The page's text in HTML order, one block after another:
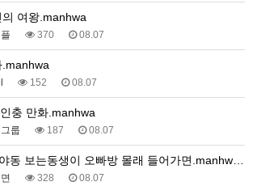
의 여왕.manhwa
370 08.07
.manhwa
152 08.07
충 만화.manhwa
룹 187 08.07
동 보는동생이 오빠방 몰래 들어가면.manhw…
328 08.07